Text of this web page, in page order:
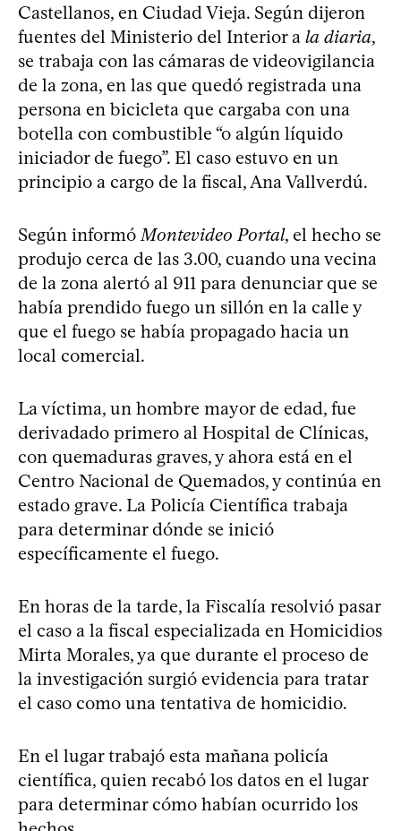
Castellanos, en Ciudad Vieja. Según dijeron
fuentes del Ministerio del Interior a la diaria,
se trabaja con las cámaras de videovigilancia
de la zona, en las que quedó registrada una
persona en bicicleta que cargaba con una
botella con combustible “o algún líquido
iniciador de fuego”. El caso estuvo en un
principio a cargo de la fiscal, Ana Vallverdú.
Según informó Montevideo Portal, el hecho se
produjo cerca de las 3.00, cuando una vecina
de la zona alertó al 911 para denunciar que se
había prendido fuego un sillón en la calle y
que el fuego se había propagado hacia un
local comercial.
La víctima, un hombre mayor de edad, fue
derivadado primero al Hospital de Clínicas,
con quemaduras graves, y ahora está en el
Centro Nacional de Quemados, y continúa en
estado grave. La Policía Científica trabaja
para determinar dónde se inició
específicamente el fuego.
En horas de la tarde, la Fiscalía resolvió pasar
el caso a la fiscal especializada en Homicidios
Mirta Morales, ya que durante el proceso de
la investigación surgió evidencia para tratar
el caso como una tentativa de homicidio.
En el lugar trabajó esta mañana policía
científica, quien recabó los datos en el lugar
para determinar cómo habían ocurrido los